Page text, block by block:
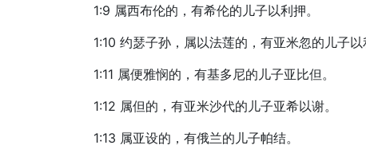
1:9 属西布伦的，有希伦的儿子以利押。
1:10 约瑟子孙，属以法莲的，有亚米忽的儿子
1:11 属便雅悯的，有基多尼的儿子亚比但。
1:12 属但的，有亚米沙代的儿子亚希以谢。
1:13 属亚设的，有俄兰的儿子帕结。